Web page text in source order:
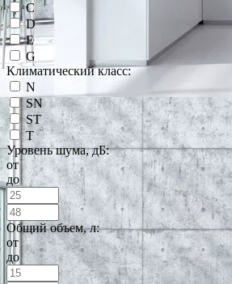
C
D
E
G
Климатический класс:
N
SN
ST
T
Уровень шума, дБ:
от
до
Общий объем, л:
от
до